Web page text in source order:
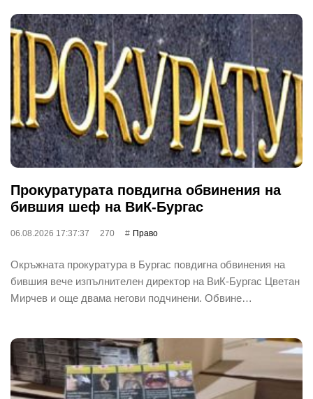
Прокуратурата повдигна обвинения на
бившия шеф на ВиК-Бургас
06.08.2026 17:37:37 270 Право
Окръжната прокуратура в Бургас повдигна обвинения на
бившия вече изпълнителен директор на ВиК-Бургас Цветан
Мирчев и още двама негови подчинени. Обвине…